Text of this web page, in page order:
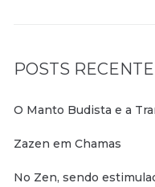
POSTS
O Manto Budista e a
Zazen em Chamas
No Zen, sendo